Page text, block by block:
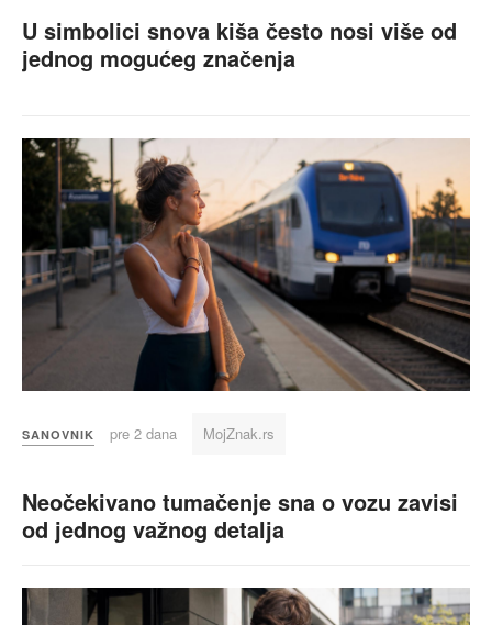
U simbolici snova kiša često nosi više od
jednog mogućeg značenja
SANOVNIK pre 2 dana MojZnak.rs
Neočekivano tumačenje sna o vozu zavisi
od jednog važnog detalja